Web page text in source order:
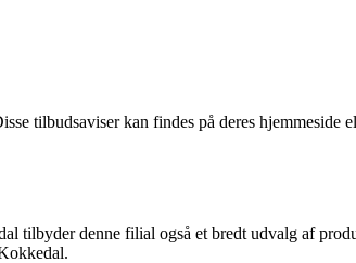
tilbudsaviser kan findes på deres hjemmeside
denne filial også et bredt udvalg af